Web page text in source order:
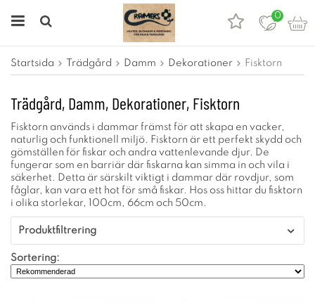
0
Startsida Trädgård Damm Dekorationer Fisktorn
Trädgård, Damm, Dekorationer, Fisktorn
Fisktorn används i dammar främst för att skapa en vacker,
naturlig och funktionell miljö. Fisktorn är ett perfekt skydd och
gömställen för fiskar och andra vattenlevande djur. De
fungerar som en barriär där fiskarna kan simma in och vila i
säkerhet. Detta är särskilt viktigt i dammar där rovdjur, som
fåglar, kan vara ett hot för små fiskar. Hos oss hittar du fisktorn
i olika storlekar, 100cm, 66cm och 50cm.
Produktfiltrering
Sortering: